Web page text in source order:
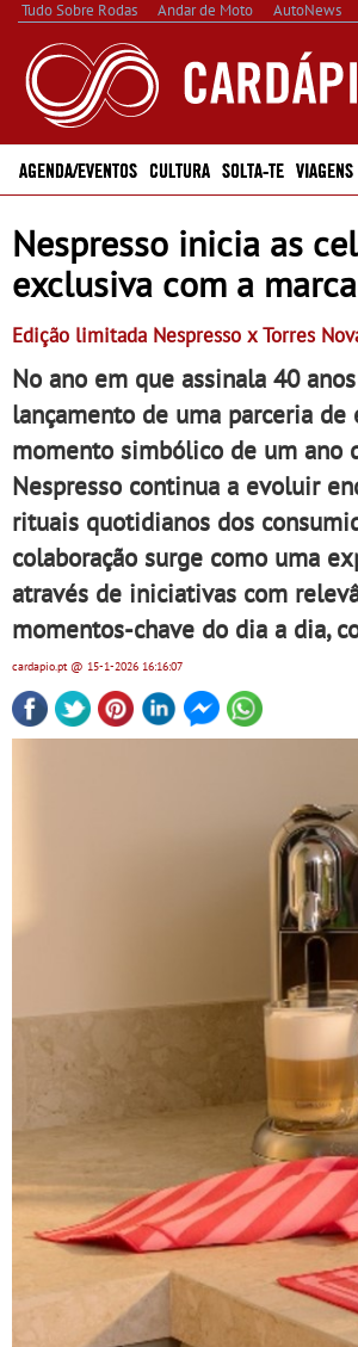
Tudo Sobre Rodas Andar de Moto AutoNews
AGENDA/EVENTOS CULTURA SOLTA-TE VIAGENS
Nespresso inicia as
exclusiva com a
Edição limitada Nespresso x Torres
No ano em que assinala 40
lançamento de uma parceria
momento simbólico de um ano
Nespresso continua a evoluir
rituais quotidianos dos
colaboração surge como uma
através de iniciativas com
momentos-chave do dia a dia,
cardapio.pt@ 15-1-2026 16:16:07